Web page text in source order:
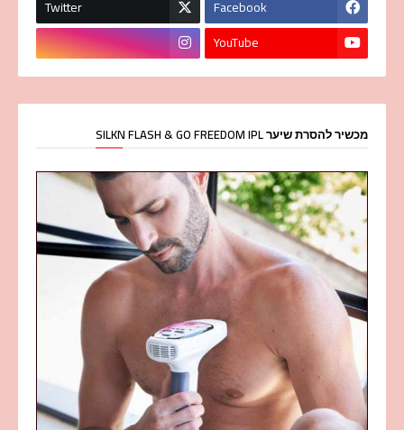
Facebook
Twitter
YouTube
מכשיר להסרת שיער SILKN FLASH & GO FREEDOM IPL